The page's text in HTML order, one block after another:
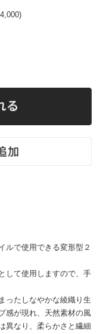
ルで使用できる変形型２
して使用しますので、手
ったしなやかな綾織り生
感が現れ、天然素材の風
異なり、柔らかさと繊細